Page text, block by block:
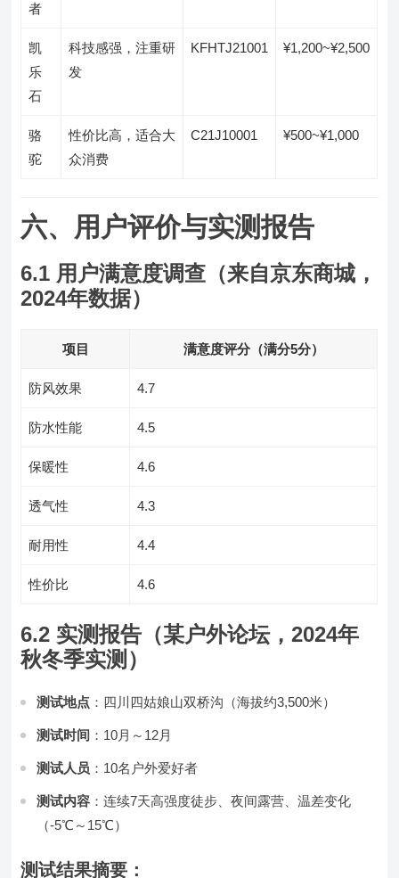
者
凯
乐
石
科技感强，注重研
发
KFHTJ21001 ¥1,200~¥2,500
骆
驼
性价比高，适合大
众消费
C21J10001 ¥500~¥1,000
六、用户评价与实测报告
6.1 用户满意度调查（来自京东商城，
2024年数据）
项目 满意度评分（满分5分）
防风效果 4.7
防水性能 4.5
保暖性 4.6
透气性 4.3
耐用性 4.4
性价比 4.6
6.2 实测报告（某户外论坛，2024年
秋冬季实测）
测试地点 ：四川四姑娘山双桥沟（海拔约3,500米）
测试时间 ：10月～12月
测试人员 ：10名户外爱好者
测试内容 ：连续7天高强度徒步、夜间露营、温差变化
（-5℃～15℃）
测试结果摘要：